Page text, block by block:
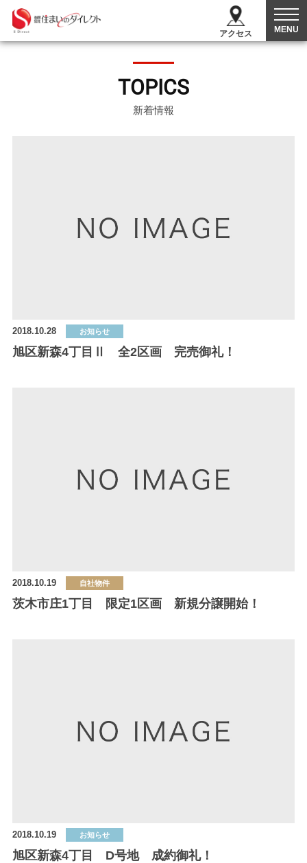
アクセス MENU
TOPICS
新着情報
2018.10.28 お知らせ
旭区新森4丁目Ⅱ 全2区画 完売御礼！
2018.10.19 自社物件
茨木市庄1丁目 限定1区画 新規分譲開始！
2018.10.19 お知らせ
旭区新森4丁目 D号地 成約御礼！